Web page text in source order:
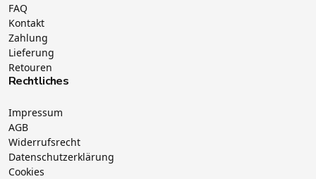
FAQ
Kontakt
Zahlung
Lieferung
Retouren
Rechtliches
Impressum
AGB
Widerrufsrecht
Datenschutzerklärung
Cookies